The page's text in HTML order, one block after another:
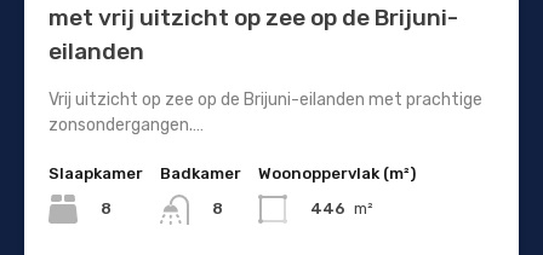
met vrij uitzicht op zee op de Brijuni-
eilanden
Vrij uitzicht op zee op de Brijuni-eilanden met prachtige
zonsondergangen.…
Slaapkamer
8
Badkamer
8
Woonoppervlak (m²)
446 m²